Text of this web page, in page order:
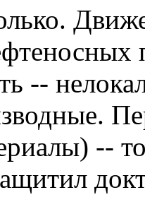
--
--